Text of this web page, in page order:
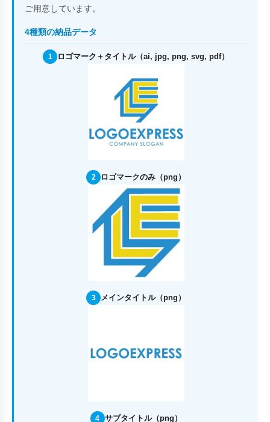
ご用意しています。
4種類の納品データ
1 ロゴマーク＋タイトル（ai, jpg, png, svg, pdf）
2 ロゴマークのみ（png）
3 メインタイトル（png）
4 サブタイトル（png）